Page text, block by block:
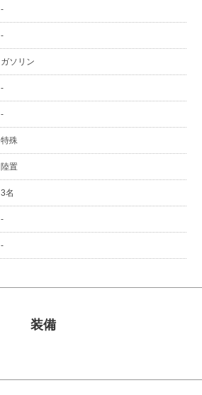
-
-
ガソリン
-
-
特殊
陸置
3名
-
-
装備